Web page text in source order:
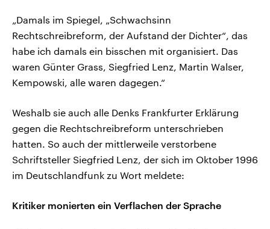
„Damals im Spiegel, „Schwachsinn
Rechtschreibreform, der Aufstand der Dichter“, das
habe ich damals ein bisschen mit organisiert. Das
waren Günter Grass, Siegfried Lenz, Martin Walser,
Kempowski, alle waren dagegen.“
Weshalb sie auch alle Denks Frankfurter Erklärung
gegen die Rechtschreibreform unterschrieben
hatten. So auch der mittlerweile verstorbene
Schriftsteller Siegfried Lenz, der sich im Oktober 1996
im Deutschlandfunk zu Wort meldete:
Kritiker monierten ein Verflachen der Sprache